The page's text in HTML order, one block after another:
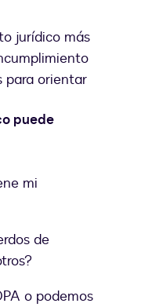
jurídico más
para orientar
puede
mi
de
o podemos